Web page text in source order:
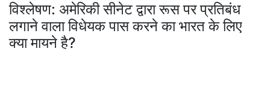
विश्लेषण: अमेरिकी सीनेट द्वारा रूस पर प्रतिबंध
लगाने वाला विधेयक पास करने का भारत के लिए
क्या मायने है?